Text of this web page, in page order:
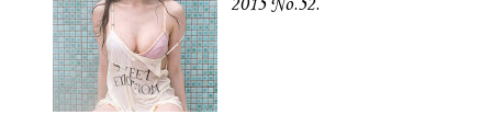
2015 No.52.